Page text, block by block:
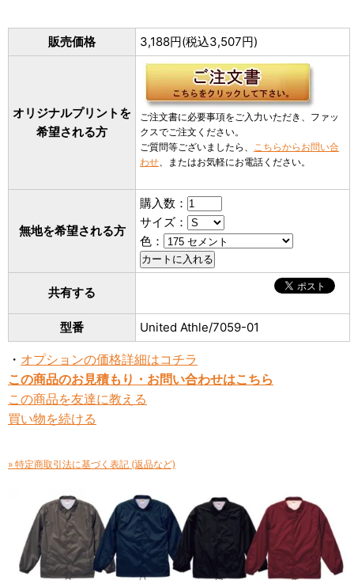
販売価格 3,188円(税込3,507円)
オリジナルプリントを
希望される方
ご注文書に必要事項をご入力いただき、ファッ
クスでご注文ください。
ご質問等ございましたら、 こちらからお問い合
わせ、またはお気軽にお電話ください。
無地を希望される方
購入数：
サイズ：
色：
共有する
型番 United Athle/7059-01
・ オプションの価格詳細はコチラ
この商品のお見積もり・お問い合わせはこちら
この商品を友達に教える
買い物を続ける
» 特定商取引法に基づく表記 (返品など)